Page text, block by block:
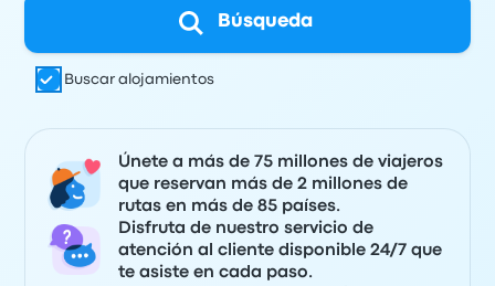
Búsqueda
Buscar alojamientos
Únete a más de 75 millones de viajeros
que reservan más de 2 millones de
rutas en más de 85 países.
Disfruta de nuestro servicio de
atención al cliente disponible 24/7 que
te asiste en cada paso.